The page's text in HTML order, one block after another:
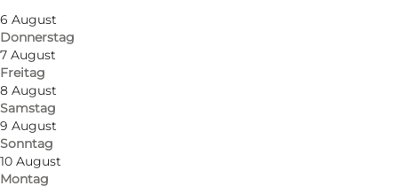
6 August
Donnerstag
7 August
Freitag
8 August
Samstag
9 August
Sonntag
10 August
Montag